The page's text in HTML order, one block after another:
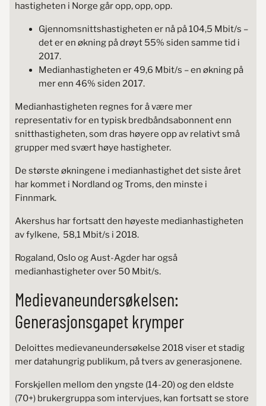
hastigheten i Norge går opp, opp, opp.
Gjennomsnittshastigheten er nå på 104,5 Mbit/s –
det er en økning på drøyt 55% siden samme tid i
2017.
Medianhastigheten er 49,6 Mbit/s – en økning på
mer enn 46% siden 2017.
Medianhastigheten regnes for å være mer
representativ for en typisk bredbåndsabonnent enn
snitthastigheten, som dras høyere opp av relativt små
grupper med svært høye hastigheter.
De største økningene i medianhastighet det siste året
har kommet i Nordland og Troms, den minste i
Finnmark.
Akershus har fortsatt den høyeste medianhastigheten
av fylkene, 58,1 Mbit/s i 2018.
Rogaland, Oslo og Aust-Agder har også
medianhastigheter over 50 Mbit/s.
Medievaneundersøkelsen:
Generasjonsgapet krymper
Deloittes medievaneundersøkelse 2018 viser et stadig
mer datahungrig publikum, på tvers av generasjonene.
Forskjellen mellom den yngste (14-20) og den eldste
(70+) brukergruppa som intervjues, kan fortsatt se store